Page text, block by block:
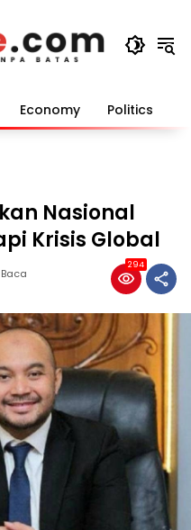
Economy Politics
Nasional
Krisis Global
294